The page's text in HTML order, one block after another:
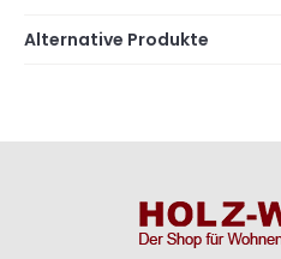
Alternative Produkte